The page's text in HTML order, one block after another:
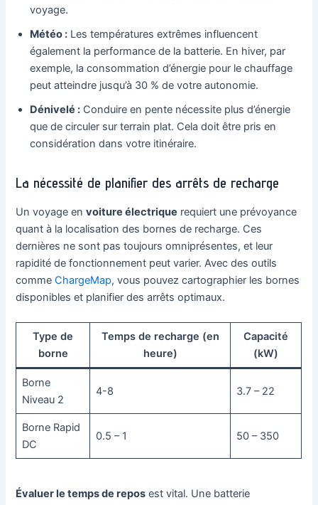
voyage.
Météo : Les températures extrêmes influencent
également la performance de la batterie. En hiver, par
exemple, la consommation d’énergie pour le chauffage
peut atteindre jusqu’à 30 % de votre autonomie.
Dénivelé : Conduire en pente nécessite plus d’énergie
que de circuler sur terrain plat. Cela doit être pris en
considération dans votre itinéraire.
La nécessité de planifier des arrêts de recharge
Un voyage envoiture électrique requiert une prévoyance
quant à la localisation des bornes de recharge. Ces
dernières ne sont pas toujours omniprésentes, et leur
rapidité de fonctionnement peut varier. Avec des outils
commeChargeMap, vous pouvez cartographier les bornes
disponibles et planifier des arrêts optimaux.
Type de
borne
Temps de recharge (en
heure)
Capacité
(kW)
Borne
Niveau 2
4-8 3.7 – 22
Borne Rapid
DC
0.5 – 1 50 – 350
Évaluer le temps de repos est vital. Une batterie